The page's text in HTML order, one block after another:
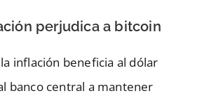
perjudica a bitcoin
inflación beneficia al dólar
banco central a mantener